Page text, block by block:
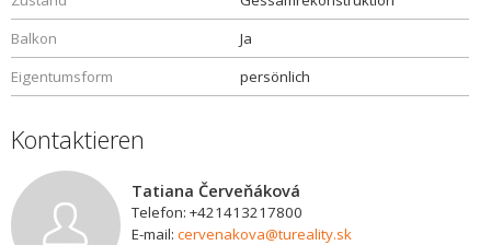
Balkon
Ja
Eigentumsform
persönlich
Kontaktieren
Tatiana Červeňáková
Telefon: +421413217800
E-mail: cervenakova@tureality.sk